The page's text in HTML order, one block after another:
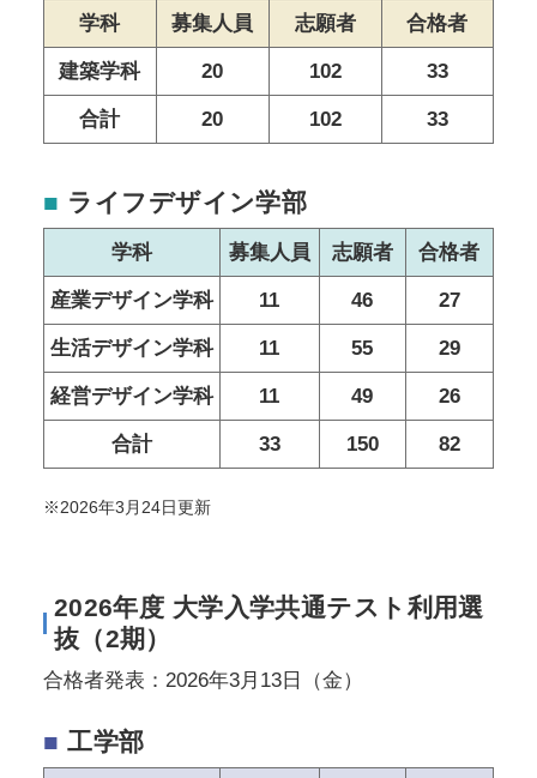
学科 募集人員 志願者 合格者
建築学科 20 102 33
合計 20 102 33
■ ライフデザイン学部
学科 募集人員 志願者 合格者
産業デザイン学科 11 46 27
生活デザイン学科 11 55 29
経営デザイン学科 11 49 26
合計 33 150 82
※2026年3月24日更新
2026年度 大学入学共通テスト利用選
抜（2期）
合格者発表：2026年3月13日（金）
■ 工学部